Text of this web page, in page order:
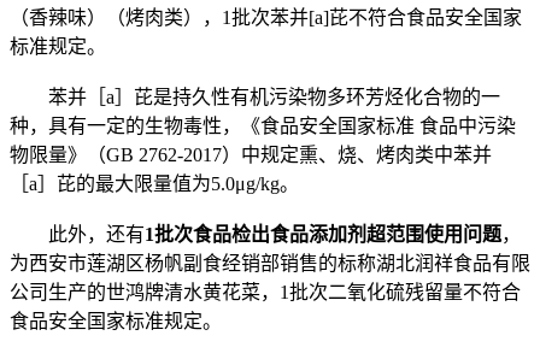
（香辣味）（烤肉类），1批次苯并[a]芘不符合食品安全国家
标准规定。
苯并［a］芘是持久性有机污染物多环芳烃化合物的一
种，具有一定的生物毒性，《食品安全国家标准 食品中污染
物限量》（GB 2762-2017）中规定熏、烧、烤肉类中苯并
［a］芘的最大限量值为5.0μg/kg。
此外，还有1批次食品检出食品添加剂超范围使用问题，
为西安市莲湖区杨帆副食经销部销售的标称湖北润祥食品有限
公司生产的世鸿牌清水黄花菜，1批次二氧化硫残留量不符合
食品安全国家标准规定。